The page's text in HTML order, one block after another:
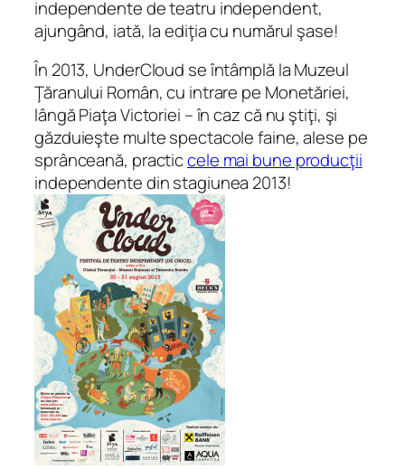
independente de teatru independent,
ajungând, iată, la ediţia cu numărul şase!
În 2013, UnderCloud se întâmplă la Muzeul
Ţăranului Român, cu intrare pe Monetăriei,
lângă Piaţa Victoriei – în caz că nu ştiţi, şi
găzduieşte multe spectacole faine, alese pe
sprânceană, practiccele mai bune producţii
independente din stagiunea 2013!